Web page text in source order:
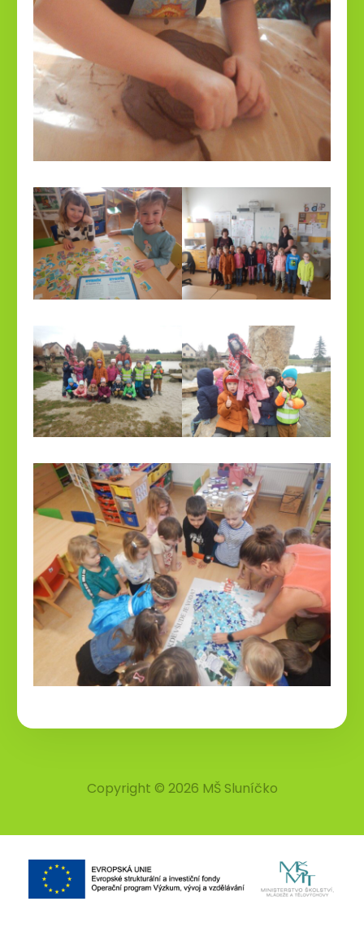
Copyright © 2026 MŠ Sluníčko